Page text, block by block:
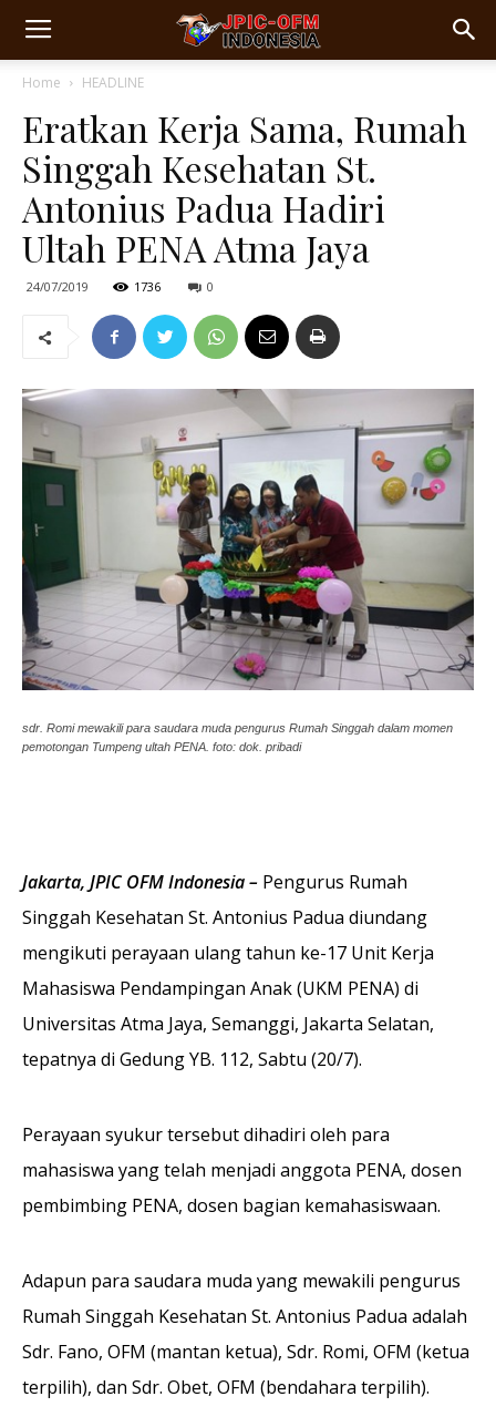
Home HEADLINE
Eratkan Kerja Sama, Rumah
Singgah Kesehatan St.
Antonius Padua Hadiri
Ultah PENA Atma Jaya
24/07/2019 1736 0
sdr. Romi mewakili para saudara muda pengurus Rumah Singgah dalam momen
pemotongan Tumpeng ultah PENA. foto: dok. pribadi
Jakarta, JPIC OFM Indonesia – Pengurus Rumah
Singgah Kesehatan St. Antonius Padua diundang
mengikuti perayaan ulang tahun ke-17 Unit Kerja
Mahasiswa Pendampingan Anak (UKM PENA) di
Universitas Atma Jaya, Semanggi, Jakarta Selatan,
tepatnya di Gedung YB. 112, Sabtu (20/7).
Perayaan syukur tersebut dihadiri oleh para
mahasiswa yang telah menjadi anggota PENA, dosen
pembimbing PENA, dosen bagian kemahasiswaan.
Adapun para saudara muda yang mewakili pengurus
Rumah Singgah Kesehatan St. Antonius Padua adalah
Sdr. Fano, OFM (mantan ketua), Sdr. Romi, OFM (ketua
terpilih), dan Sdr. Obet, OFM (bendahara terpilih).